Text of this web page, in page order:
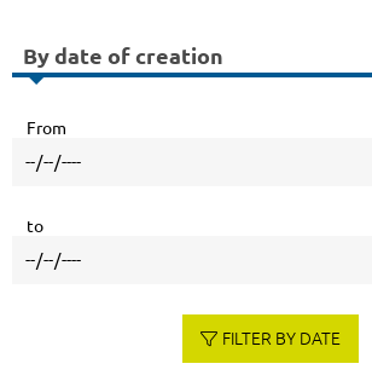
By date of creation
From
to
FILTER BY DATE